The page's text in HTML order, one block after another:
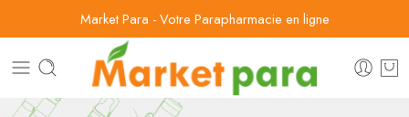
Market Para - Votre Parapharmacie en ligne